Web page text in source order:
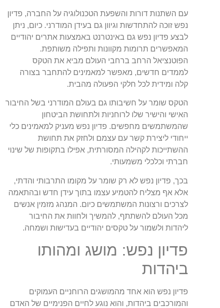
עם השתנות דורות והשפעת הטכנולוגיה על החברה, פדיון
נפש זוכה להתחדשות וגיוון גם בעידן המודרני. כיום, ניתן
לבצע פדיון נפש גם באינטרנט באמצעות אתרים יהודיים
המאפשרים תרומות מקוונות ותפילה משותפת.
הפוטנציאל הרחב ברחבי העולם מביא את הטקס
לממדים חדשים, מאפשר למאמינים להתחבר בצורה
קלה ומידית לכל חלקי הפעולה מהבית.
הטקס שומר על חשיבותו גם בעולם המודרני בשל החיבור
האישי והישיר שלו לרוחניות ולתחושת הביטחון
שהמשתמשים מחפשים. פדיון נפש מעניק למאמינים כלי
ייחודי ליצירת קשר עם עצמם ולחזק את תחושת
ההשתייכות לקהילה המסורתית, אפילו בתקופות של שינוי
חברתי וכלכלי משמעותי.
בכך, פדיון נפש לא רק שומר על מקומו התרבותי והדתי,
אלא אף מצליח להטמיע עצמו בתוך עידן חדש ובהתאמה
לצרכים ורצונות המשתמשים כיום. המנהג מזמין אנשים
מכל העולם להשתתף, להמשיך ולחוות את החיבור
ליהדות ולשמור על טקסים יהודיים בעדישות ושמחה.
פדיון נפש: מושג ומהותו
ביהדות
פדיון נפש הוא אחד מהמושגים הרוחניים העמוקים
והמורכבים ביהדות, והוא נוגע לחיים הפנימיים של האדם